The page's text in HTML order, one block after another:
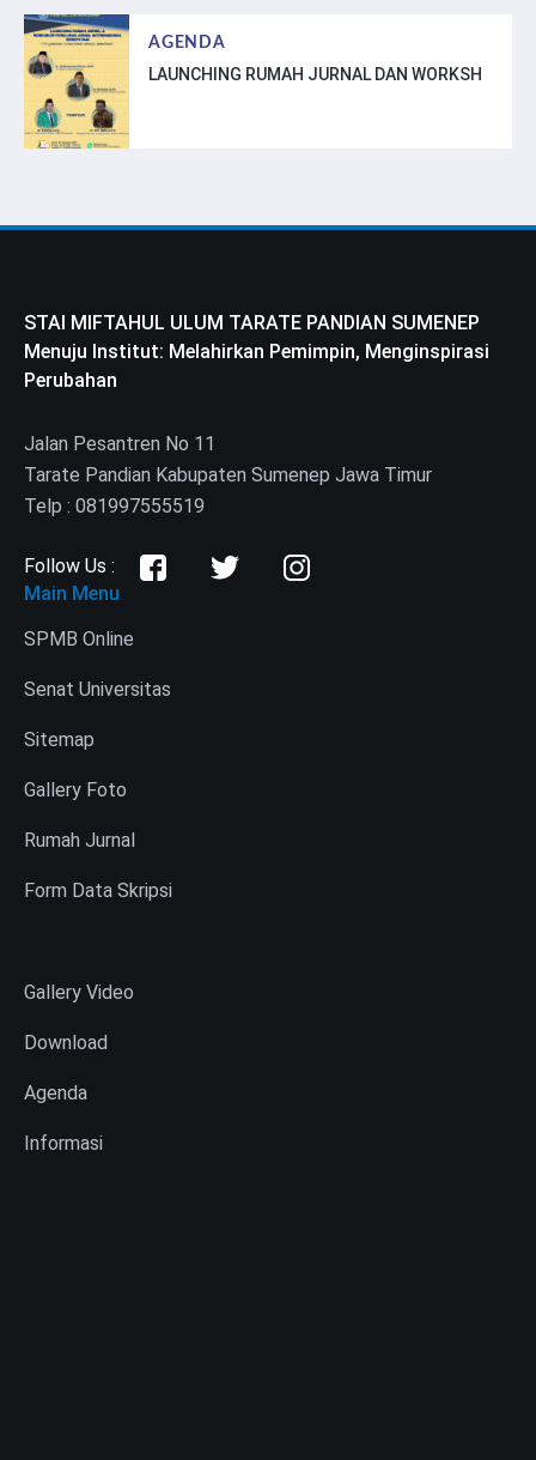
AGENDA
LAUNCHING RUMAH JURNAL DAN WORKSH
STAI MIFTAHUL ULUM TARATE PANDIAN SUMENEP
Menuju Institut: Melahirkan Pemimpin, Menginspirasi
Perubahan
Jalan Pesantren No 11
Tarate Pandian Kabupaten Sumenep Jawa Timur
Telp : 081997555519
Follow Us :
Main Menu
SPMB Online
Senat Universitas
Sitemap
Gallery Foto
Rumah Jurnal
Form Data Skripsi
Gallery Video
Download
Agenda
Informasi